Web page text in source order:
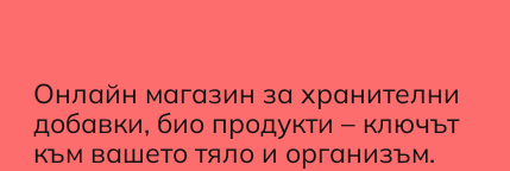
Онлайн магазин за хранителни
добавки, био продукти – ключът
към вашето тяло и организъм.